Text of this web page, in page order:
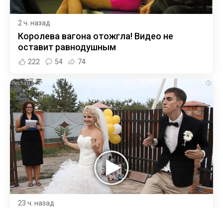
2 ч. назад
Королева вагона отожгла! Видео не
оставит равнодушным
222 54 74
i
23 ч. назад